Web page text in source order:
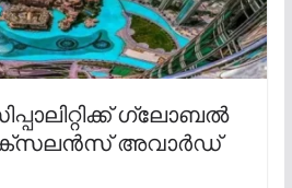
ഗ്ലോബൽ
അവാർഡ്